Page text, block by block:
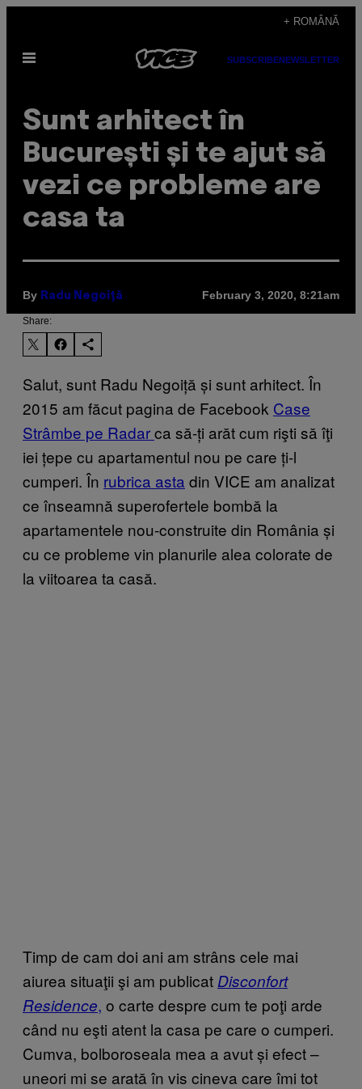
content
+ ROMÂNĂ
Open
SUBSCRIBENEWSLETTER
Sunt arhitect în
București și te ajut să
vezi ce probleme are
casa ta
By Radu Negoiță February 3, 2020, 8:21am
Share:
Salut, sunt Radu Negoiță și sunt arhitect. În
2015 am făcut pagina de Facebook Case
Strâmbe pe Radarca să-ți arăt cum rişti să îţi
iei țepe cu apartamentul nou pe care ți-l
cumperi. În rubrica asta din VICE am analizat
ce înseamnă superofertele bombă la
apartamentele nou-construite din România și
cu ce probleme vin planurile alea colorate de
la viitoarea ta casă.
Timp de cam doi ani am strâns cele mai
aiurea situaţii şi am publicat Disconfort
Residence, o carte despre cum te poţi arde
când nu eşti atent la casa pe care o cumperi.
Cumva, bolboroseala mea a avut și efect –
uneori mi se arată în vis cineva care îmi tot